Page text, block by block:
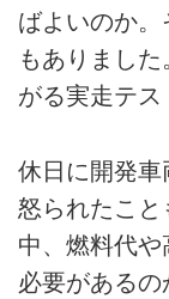
ばよいのか
もありまし
がる実走テス
休日に開発車
怒られたこ
中、燃料代
必要がある